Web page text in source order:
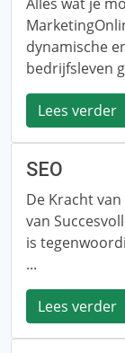
dynamische
bedrijfsleven
Lees verder
SEO
De Kracht van
van
is
...
Lees verder